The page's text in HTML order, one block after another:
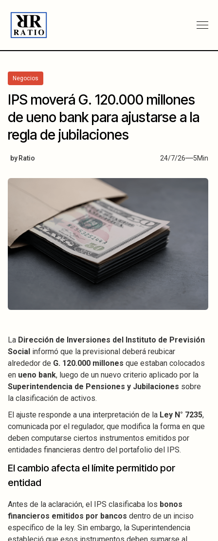
Negocios
IPS moverá G. 120.000 millones
de ueno bank para ajustarse a la
regla de jubilaciones
by Ratio 24/7/26 5Min
La Dirección de Inversiones del Instituto de Previsión
Social informó que la previsional deberá reubicar
alrededor de G. 120.000 millones que estaban colocados
en ueno bank, luego de un nuevo criterio aplicado por la
Superintendencia de Pensiones y Jubilaciones sobre
la clasificación de activos.
El ajuste responde a una interpretación de la Ley N° 7235,
comunicada por el regulador, que modifica la forma en que
deben computarse ciertos instrumentos emitidos por
entidades financieras dentro del portafolio del IPS.
El cambio afecta el límite permitido por
entidad
Antes de la aclaración, el IPS clasificaba los bonos
financieros emitidos por bancos dentro de un inciso
específico de la ley. Sin embargo, la Superintendencia